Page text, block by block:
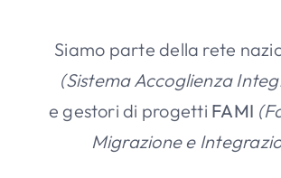
Siamo parte della rete
(Sistema Accoglienza
e gestori di progetti FAMI
Migrazione e